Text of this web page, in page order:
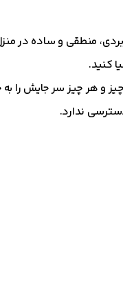
منطقی و ساده در
کنید.
و هر چیز سر جایش را به
ندارد.